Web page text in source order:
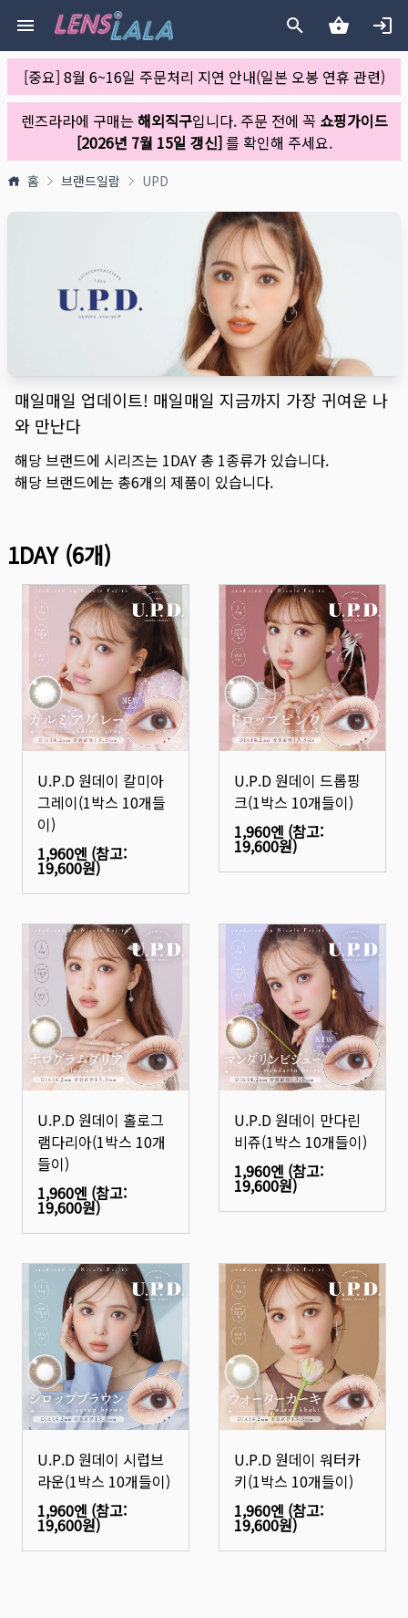
[중요] 8월 6~16일 주문처리 지연 안내(일본 오봉 연휴 관련)
렌즈라라에 구매는 해외직구입니다. 주문 전에 꼭 쇼핑가이드
[2026년 7월 15일 갱신]를 확인해 주세요.
홈 브랜드일람 UPD
매일매일 업데이트! 매일매일 지금까지 가장 귀여운 나
와 만난다
해당 브랜드에 시리즈는 1DAY 총 1종류가 있습니다.
해당 브랜드에는 총6개의 제품이 있습니다.
1DAY(6개)
U.P.D 원데이 칼미아
그레이(1박스 10개들
이)
1,960엔 (참고:
19,600원)
U.P.D 원데이 드롭핑
크(1박스 10개들이)
1,960엔 (참고:
19,600원)
U.P.D 원데이 홀로그
램다리아(1박스 10개
들이)
1,960엔 (참고:
19,600원)
U.P.D 원데이 만다린
비쥬(1박스 10개들이)
1,960엔 (참고:
19,600원)
U.P.D 원데이 시럽브
라운(1박스 10개들이)
1,960엔 (참고:
19,600원)
U.P.D 원데이 워터카
키(1박스 10개들이)
1,960엔 (참고:
19,600원)